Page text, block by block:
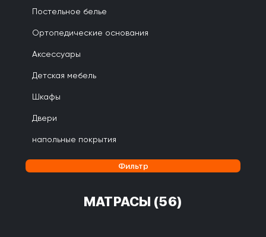
Постельное белье
Ортопедические основания
Аксессуары
Детская мебель
Шкафы
Двери
напольные покрытия
Фильтр
МАТРАСЫ (56)